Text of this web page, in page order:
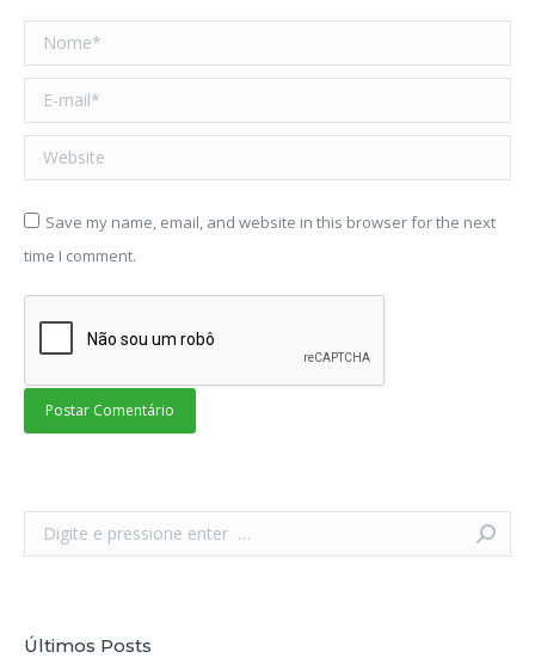
Nome *
E-mail *
Website
Save my name, email, and website in this browser for the next
time I comment.
Postar Comentário
Search:
Últimos Posts